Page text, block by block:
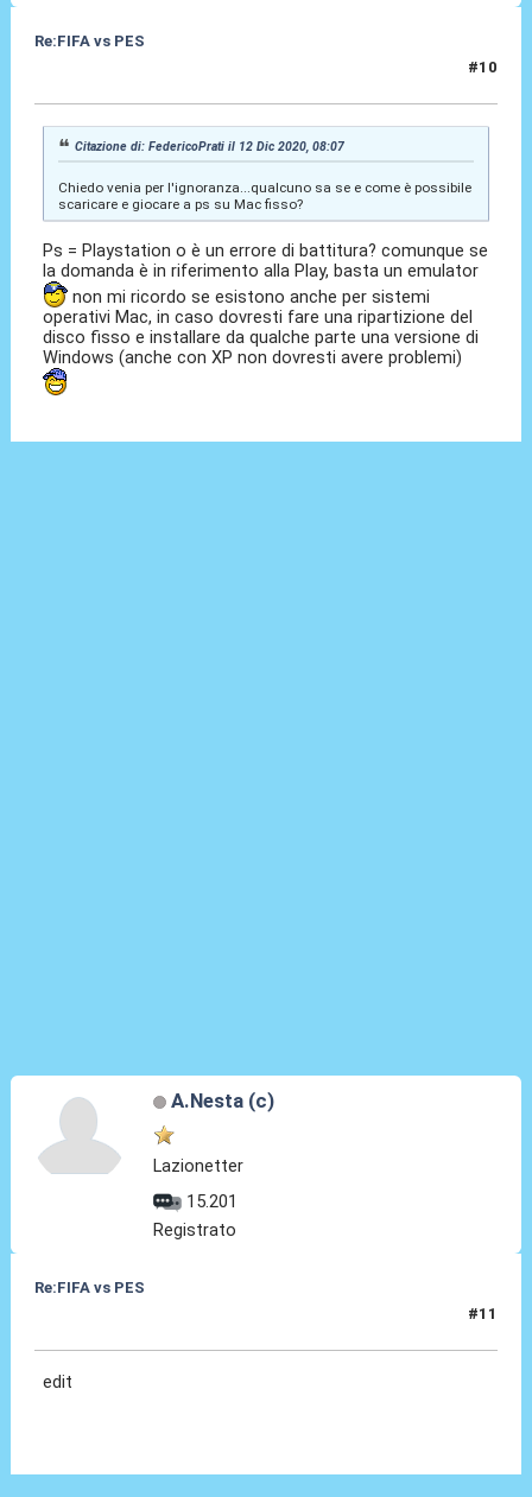
Re:FIFA vs PES
#10
Citazione di: FedericoPrati il 12 Dic 2020, 08:07
Chiedo venia per l'ignoranza...qualcuno sa se e come è possibile
scaricare e giocare a ps su Mac fisso?
Ps = Playstation o è un errore di battitura? comunque se
la domanda è in riferimento alla Play, basta un emulator
non mi ricordo se esistono anche per sistemi
operativi Mac, in caso dovresti fare una ripartizione del
disco fisso e installare da qualche parte una versione di
Windows (anche con XP non dovresti avere problemi)
A.Nesta (c)
Lazionetter
15.201
Registrato
Re:FIFA vs PES
#11
edit